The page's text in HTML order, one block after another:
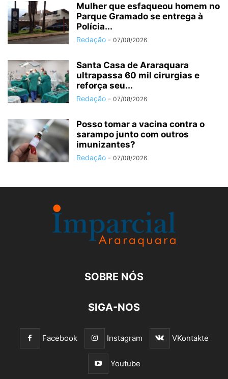
Mulher que esfaqueou homem no
Parque Gramado se entrega à
Polícia...
Redação - 07/08/2026
Santa Casa de Araraquara
ultrapassa 60 mil cirurgias e
reforça seu...
Redação - 07/08/2026
Posso tomar a vacina contra o
sarampo junto com outros
imunizantes?
Redação - 07/08/2026
SOBRE NÓS
SIGA-NOS
Facebook Instagram VKontakte
Youtube